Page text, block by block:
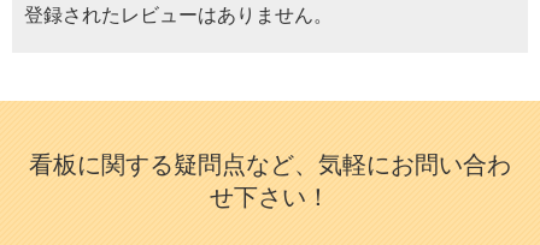
登録されたレビューはありません。
看板に関する疑問点など、気軽にお問い合わ
せ下さい！